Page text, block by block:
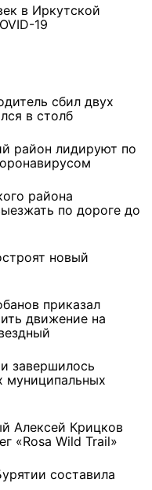
в Иркутской
19
сбил двух
в столб
район лидируют по
района
по дороге до
новый
приказал
движение на
завершилось
муниципальных
Алексей Крицков
«Rosa Wild Trail»
составила